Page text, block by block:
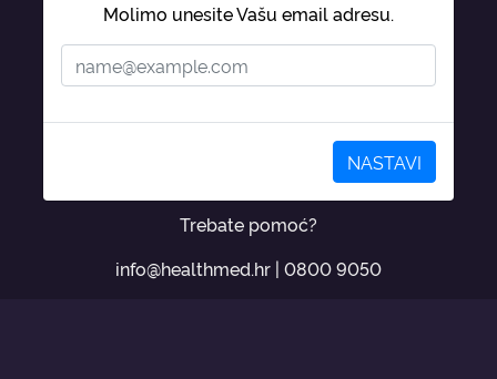
Molimo unesite Vašu email adresu.
NASTAVI
Trebate pomoć?
info@healthmed.hr | 0800 9050